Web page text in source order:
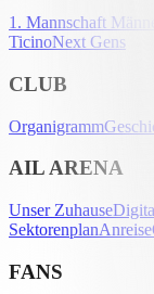
1. Mannschaft Männer
TicinoNext Gens
CLUB
Organigramm
AIL ARENA
Unser Zuhause
SektorenplanAnreise
FANS